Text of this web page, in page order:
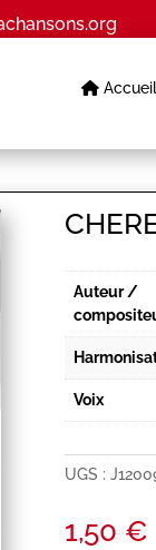
Accueil
Auteur /
Voix
UGS :
1,50 €